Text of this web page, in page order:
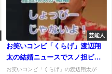
芸能人
お笑いコンビ「くらげ」渡辺翔
太の結婚ニュースでスノ担ビビ
った！しょっぴーじゃなくて一
お笑いコンビ「くらげ」の渡辺翔太が